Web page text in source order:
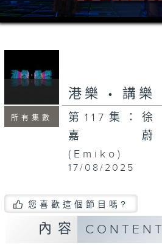
0
seconds
seconds
所有集數
港樂 • 講樂
第117集：徐
嘉蔚
(Emiko)
17/08/2025
您喜歡這個節目嗎?
內容 CONTENT